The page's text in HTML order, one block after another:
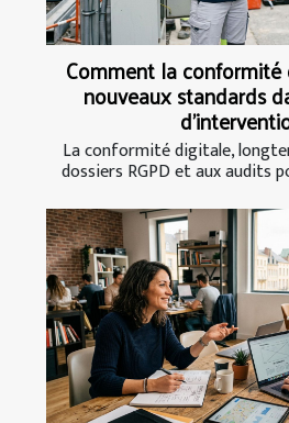
Comment la
nouveaux standards
La conformité digitale,
dossiers RGPD et aux audits